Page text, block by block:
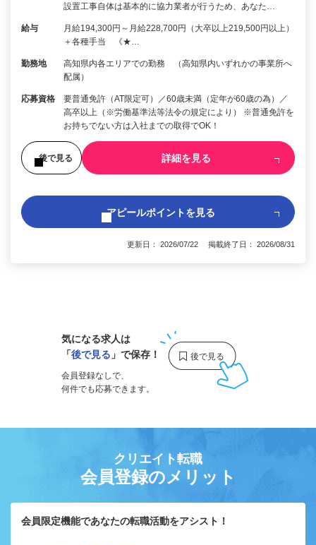
設置工事自体は基本的に協力業者が行うため、あなた…
給与
月給194,300円～月給228,700円（大卒以上219,500円以上）
＋各種手当 《★…
勤務地
高知県内各エリアでの勤務 （高知県内いずれかの事業所へ
配属）
応募資格
要普通免許（AT限定可）／60歳未満（定年が60歳の為）／
高卒以上（※労働基準法等法令の規定により） ※普通免許を
お持ちでない方は入社までの取得でOK！
後で見る 詳細を見る
アピールポイントを見る
更新日： 2026/07/22 掲載終了日： 2026/08/31
気になる求人は
「後で見る 」で保存！
会員登録なしで、
何件でも応募できます。
クリエイト転職
会員登録のメリット
会員限定機能であなたの転職活動をアシスト！